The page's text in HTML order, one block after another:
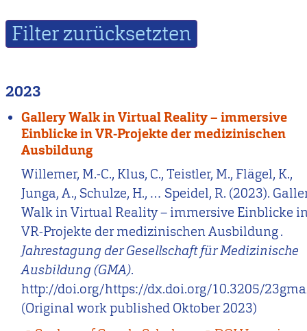
2023
Gallery Walk in Virtual Reality – immersive
Einblicke in VR-Projekte der medizinischen
Ausbildung
Willemer, M.-C., Klus, C., Teistler, M., Flägel, K.,
Junga, A., Schulze, H., … Speidel, R. (2023).
Walk in Virtual Reality – immersive Einblicke
VR-Projekte der medizinischen Ausbildung .
Jahrestagung der Gesellschaft für Medizinische
Ausbildung (GMA).
http://doi.org/https://dx.doi.org/10.3205/
(Original work published Oktober 2023)